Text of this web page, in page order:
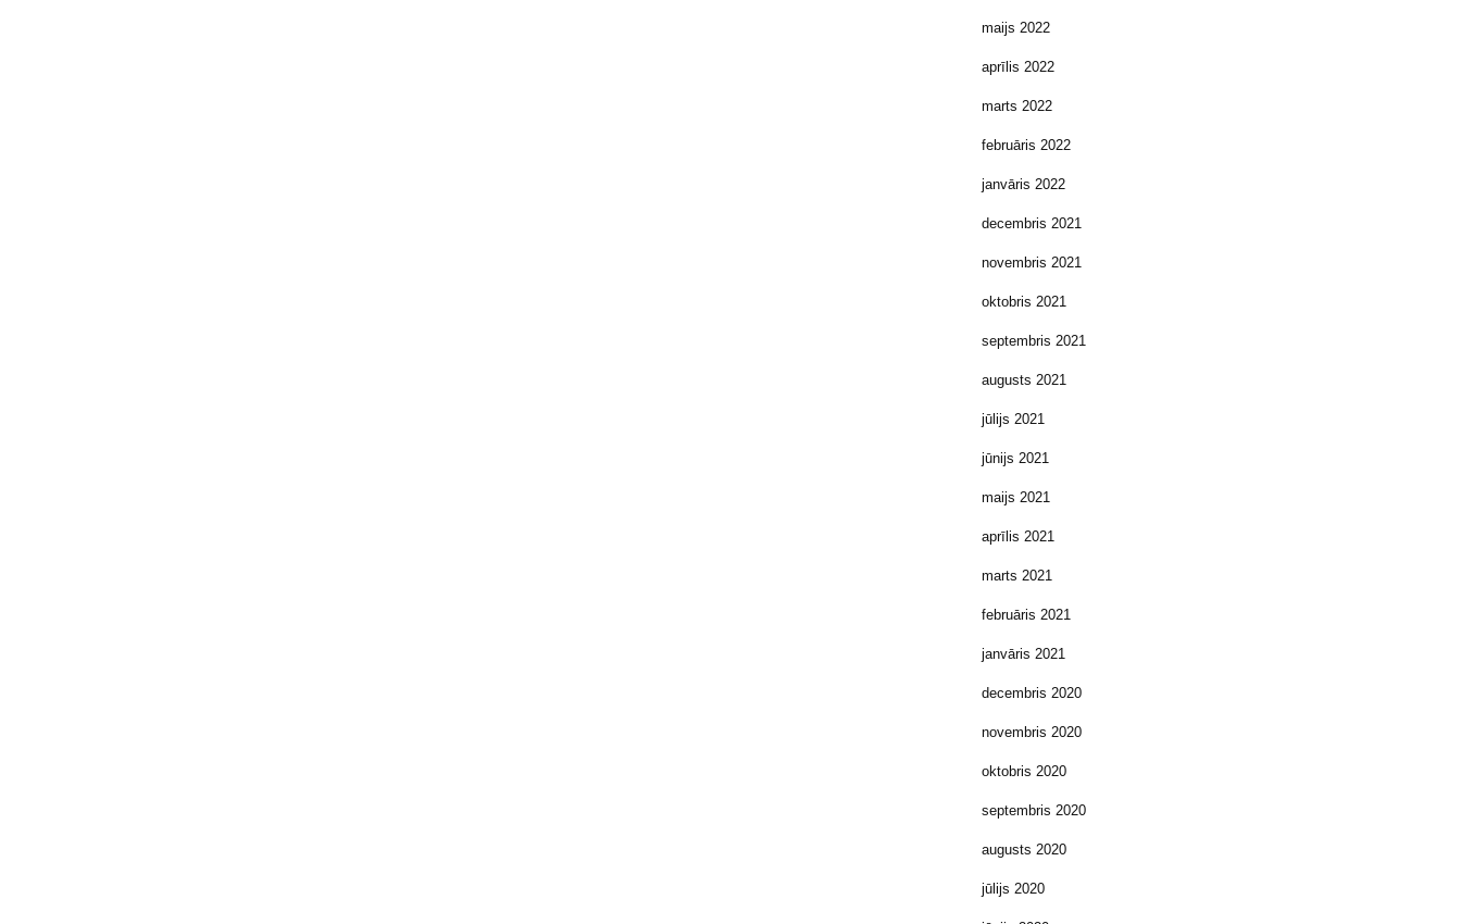
maijs 2022
aprīlis 2022
marts 2022
februāris 2022
janvāris 2022
decembris 2021
novembris 2021
oktobris 2021
septembris 2021
augusts 2021
jūlijs 2021
jūnijs 2021
maijs 2021
aprīlis 2021
marts 2021
februāris 2021
janvāris 2021
decembris 2020
novembris 2020
oktobris 2020
septembris 2020
augusts 2020
jūlijs 2020